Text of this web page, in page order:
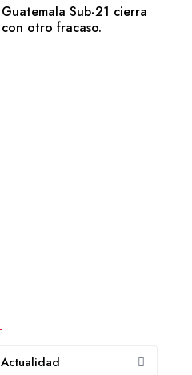
Guatemala Sub-21 cierra
con otro fracaso.
Actualidad